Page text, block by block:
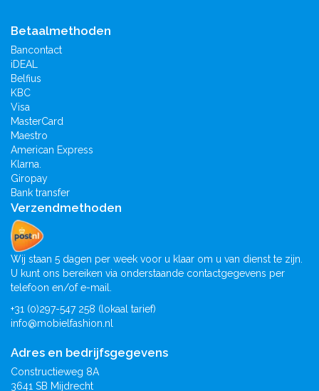
Betaalmethoden
Bancontact
iDEAL
Belfius
KBC
Visa
MasterCard
Maestro
American Express
Klarna.
Giropay
Bank transfer
Verzendmethoden
Wij staan 5 dagen per week voor u klaar om u van dienst te zijn.
U kunt ons bereiken via onderstaande contactgegevens per
telefoon en/of e-mail.
+31 (0)297-547 258 (lokaal tarief)
info@mobielfashion.nl
Adres en bedrijfsgegevens
Constructieweg 8A
3641 SB Mijdrecht